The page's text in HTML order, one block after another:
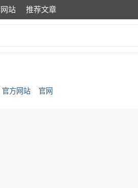
站 推荐文章
官方网站 官网